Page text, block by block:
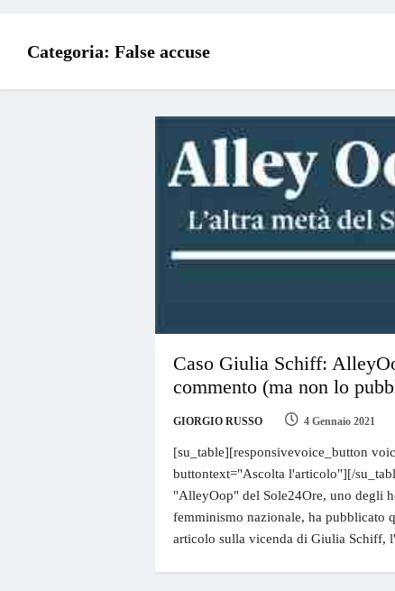
Categoria: False accuse
Caso Giulia Schiff:
commento (ma non lo
GIORGIO RUSSO 4 Gennaio 2021
[su_table][responsivevoice_button
buttontext="Ascolta l'articolo"][/
"AlleyOop" del Sole24Ore, uno degli
femminismo nazionale, ha pubblicato
articolo sulla vicenda di Giulia Schiff,